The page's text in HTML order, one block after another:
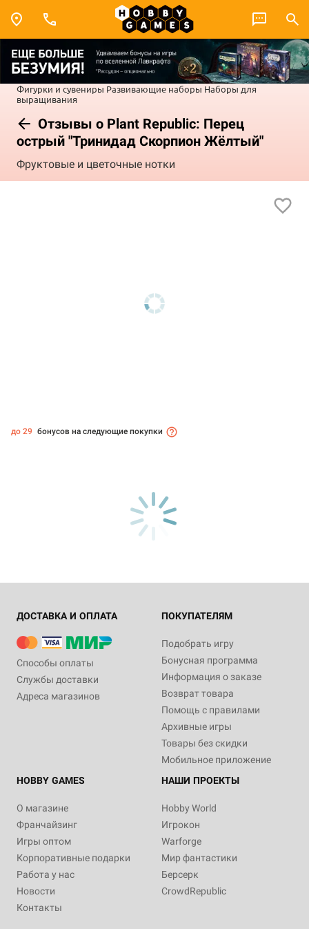
Фигурки и сувениры Развивающие наборы Наборы для
выращивания
Отзывы о Plant Republic: Перец
острый "Тринидад Скорпион Жёлтый"
Фруктовые и цветочные нотки
до 29 бонусов на следующие покупки
ДОСТАВКА И ОПЛАТА
Способы оплаты
Службы доставки
Адреса магазинов
ПОКУПАТЕЛЯМ
Подобрать игру
Бонусная программа
Информация о заказе
Возврат товара
Помощь с правилами
Архивные игры
Товары без скидки
Мобильное приложение
HOBBY GAMES
О магазине
Франчайзинг
Игры оптом
Корпоративные подарки
Работа у нас
Новости
Контакты
НАШИ ПРОЕКТЫ
Hobby World
Игрокон
Warforge
Мир фантастики
Берсерк
CrowdRepublic